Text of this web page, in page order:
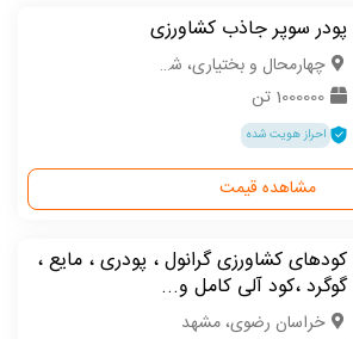
پودر سوپر جاذب کشاورزی
چهارمحال و بختیاری، شهرکرد
1000000 تن
احراز هویت شده
مشاهده قیمت
کودهای کشاورزی گرانول ، پودری ، مایع ،
گوگرد ،کود آلی کامل و...
خراسان رضوی، مشهد